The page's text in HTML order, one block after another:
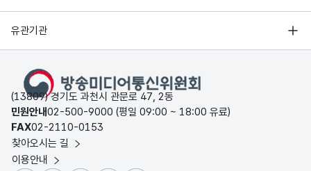
유관기관
(13809) 경기도 과천시 관문로 47, 2동
민원안내02-500-9000 (평일 09:00 ~ 18:00 유료)
FAX02-2110-0153
찾아오시는 길
이용안내